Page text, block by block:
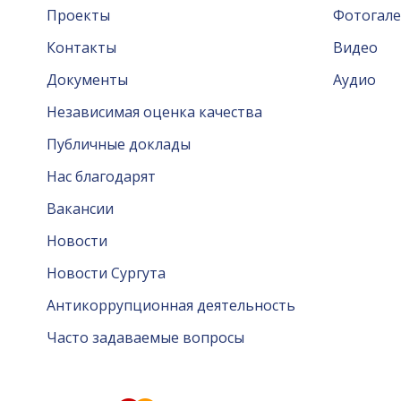
Проекты
Контакты
Документы
Независимая оценка качества
Публичные доклады
Нас благодарят
Вакансии
Новости
Новости Сургута
Антикоррупционная деятельность
Часто задаваемые вопросы
Видео
Аудио